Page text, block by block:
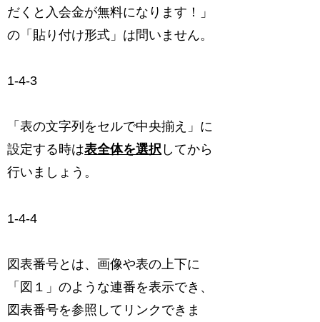
だくと入会金が無料になります！」
の「貼り付け形式」は問いません。
1-4-3
「表の文字列をセルで中央揃え」に
設定する時は表全体を選択してから
行いましょう。
1-4-4
図表番号とは、画像や表の上下に
「図１」のような連番を表示でき、
図表番号を参照してリンクできま